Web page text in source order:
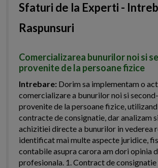
Sfaturi de la Experti -
Raspunsuri
Comercializarea bunurilor noi si
provenite de la persoane fizice
Intrebare: Dorim sa implementam o
comercializare a bunurilor noi si
provenite de la persoane fizice,
contracte de consignatie, dar analizam
achizitiei directe a bunurilor in vederea
identificat mai multe aspecte juridice,
contabile asupra carora am dori opinia
profesionala. 1. Contract de